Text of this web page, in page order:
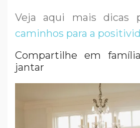
Veja aqui mais dicas
caminhos para a
Compartilhe em
jantar